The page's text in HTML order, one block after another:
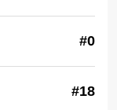
#0
#18